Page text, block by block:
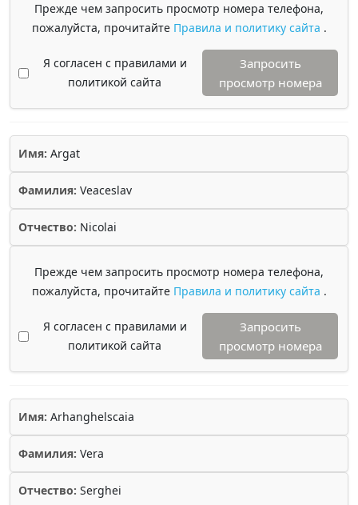
Прежде чем запросить просмотр номера телефона,
пожалуйста, прочитайте Правила и политику сайта .
Я согласен с правилами и
политикой сайта
Запросить
просмотр номера
Имя: Argat
Фамилия: Veaceslav
Отчество: Nicolai
Прежде чем запросить просмотр номера телефона,
пожалуйста, прочитайте Правила и политику сайта .
Я согласен с правилами и
политикой сайта
Запросить
просмотр номера
Имя: Arhanghelscaia
Фамилия: Vera
Отчество: Serghei